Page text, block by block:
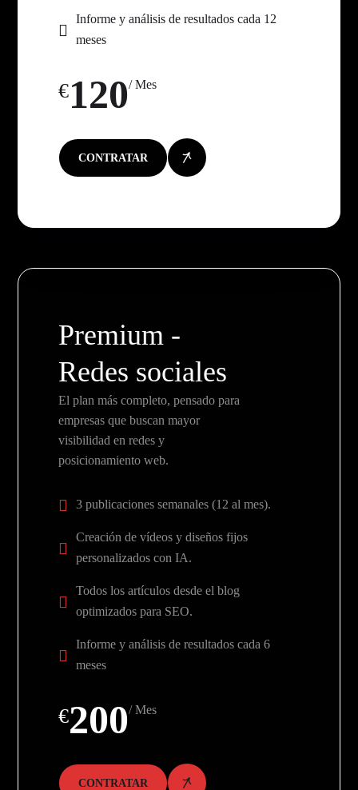
Informe y análisis de resultados cada 12
meses
€120/ Mes
CONTRATAR
Premium -
Redes sociales
El plan más completo, pensado para
empresas que buscan mayor
visibilidad en redes y
posicionamiento web.
3 publicaciones semanales (12 al mes).
Creación de vídeos y diseños fijos
personalizados con IA.
Todos los artículos desde el blog
optimizados para SEO.
Informe y análisis de resultados cada 6
meses
€200/ Mes
CONTRATAR